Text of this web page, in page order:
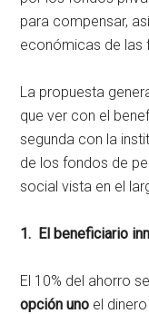
para compensar,
económicas de las
La propuesta
que ver con el
segunda con la
de los fondos de
social vista en el
1. El beneficiario
El 10% del ahorro
opción uno el